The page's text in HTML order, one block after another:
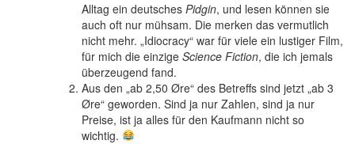
Alltag ein deutsches Pidgin, und lesen können sie
auch oft nur mühsam. Die merken das vermutlich
nicht mehr. „Idiocracy“ war für viele ein lustiger Film,
für mich die einzige Science Fiction, die ich jemals
überzeugend fand.
Aus den „ab 2,50 Øre“ des Betreffs sind jetzt „ab 3
Øre“ geworden. Sind ja nur Zahlen, sind ja nur
Preise, ist ja alles für den Kaufmann nicht so
wichtig.